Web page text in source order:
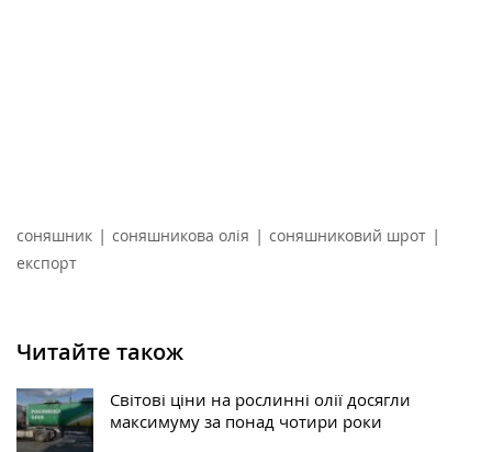
соняшник | соняшникова олія | соняшниковий шрот |
експорт
Читайте також
Світові ціни на рослинні олії досягли
максимуму за понад чотири роки